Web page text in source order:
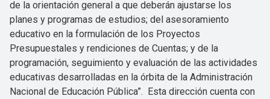
de la orientación general a que deberán ajustarse los
planes y programas de estudios; del asesoramiento
educativo en la formulación de los Proyectos
Presupuestales y rendiciones de Cuentas; y de la
programación, seguimiento y evaluación de las actividades
educativas desarrolladas en la órbita de la Administración
Nacional de Educación Pública”. Esta dirección cuenta con